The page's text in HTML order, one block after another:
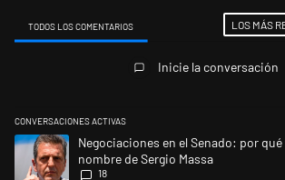
TODOS LOS COMENTARIOS LOS MÁS
Inicie la conversación
CONVERSACIONES ACTIVAS
Este listado muestra los artículos con más
Un artículo de tendencia con el título
Negociaciones en el Senado: por
nombre de Sergio Massa
18